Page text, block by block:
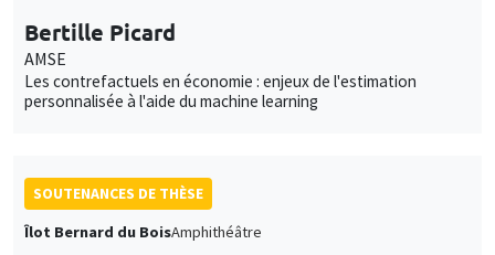
Bertille Picard
AMSE
Les contrefactuels en économie : enjeux de l'estimation
personnalisée à l'aide du machine learning
SOUTENANCES DE THÈSE
Îlot Bernard du BoisAmphithéâtre